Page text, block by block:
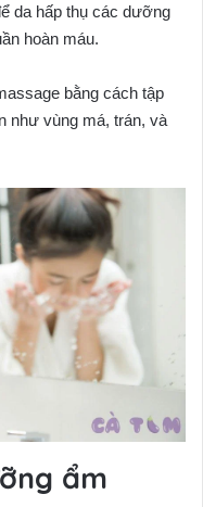
da hấp thụ các dưỡng
hoàn máu.
bằng cách tập
như vùng má, trán, và
ẩm